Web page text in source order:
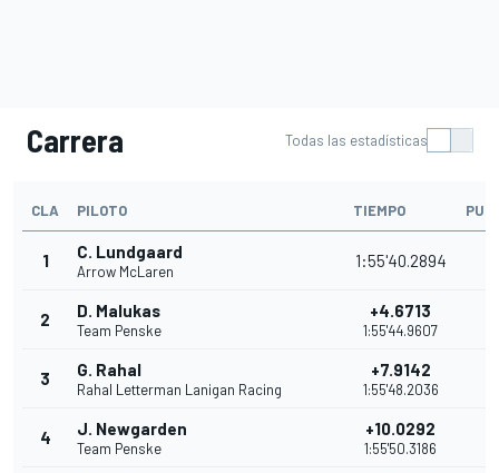
Carrera Todas las estadísticas
CLA PILOTO TIEMPO
1 C. Lundgaard
Arrow McLaren
1:55'40.2894
2 D. Malukas
Team Penske
+4.6713
1:55'44.9607
3 G. Rahal
Rahal Letterman Lanigan Racing
+7.9142
1:55'48.2036
4 J. Newgarden
Team Penske
+10.0292
1:55'50.3186